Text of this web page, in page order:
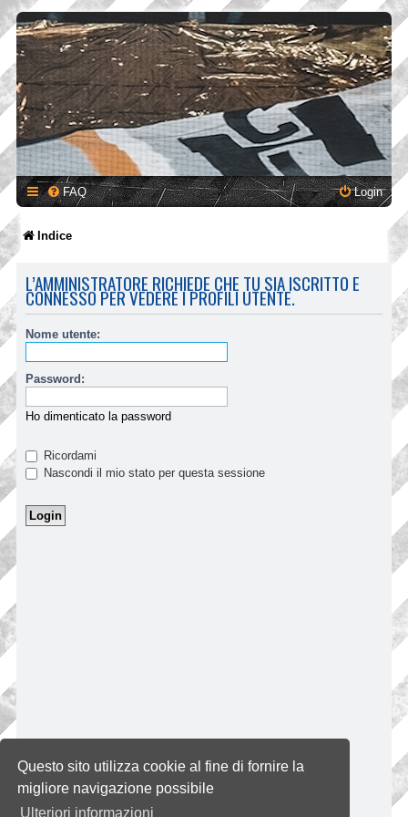
Questo sito utilizza cookie al fine di fornire la
migliore navigazione possibile
Ulteriori informazioni
FAQ Login
Indice
L’AMMINISTRATORE RICHIEDE CHE TU SIA ISCRITTO E
CONNESSO PER VEDERE I PROFILI UTENTE.
Nome utente:
Password:
Ho dimenticato la password
Ricordami
Nascondi il mio stato per questa sessione